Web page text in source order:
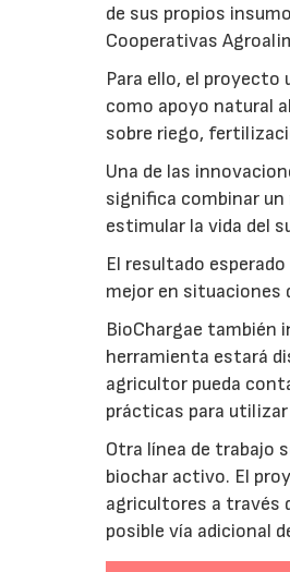
de sus propios
Cooperativas
Para ello, el proyecto
como apoyo natural
sobre riego,
Una de las
significa combinar
estimular la vida del
El resultado
mejor en situaciones
BioChargae también
herramienta estará
agricultor pueda
prácticas para
Otra línea de trabajo
biochar activo. El
agricultores a través
posible vía adicional